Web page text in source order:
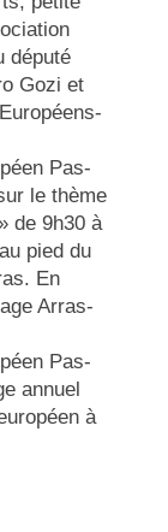
député
Gozi et
Pas-
le thème
de 9h30 à
pied du
En
Arras-
Pas-
annuel
à